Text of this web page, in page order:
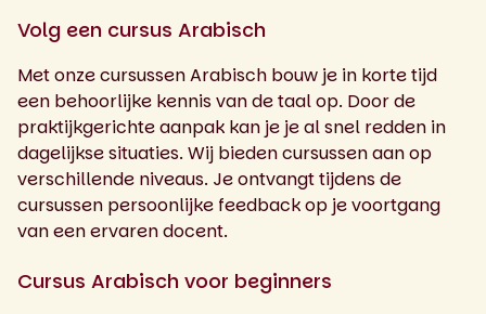
Volg een cursus Arabisch
Met onze cursussen Arabisch bouw je in korte tijd
een behoorlijke kennis van de taal op. Door de
praktijkgerichte aanpak kan je je al snel redden in
dagelijkse situaties. Wij bieden cursussen aan op
verschillende niveaus. Je ontvangt tijdens de
cursussen persoonlijke feedback op je voortgang
van een ervaren docent.
Cursus Arabisch voor beginners